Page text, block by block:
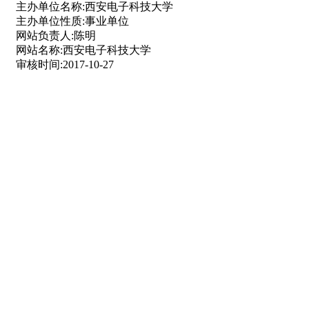
主办单位名称:西安电子科技大学
主办单位性质:事业单位
网站负责人:陈明
网站名称:西安电子科技大学
审核时间:2017-10-27